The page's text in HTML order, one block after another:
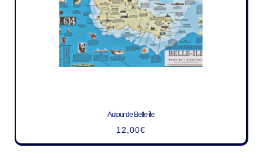
Autour de Belle-île
12,00€